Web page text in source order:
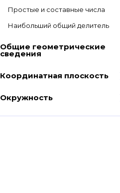
Простые и составные числа
Наибольший общий делитель
Общие геометрические
сведения
Координатная плоскость
Окружность